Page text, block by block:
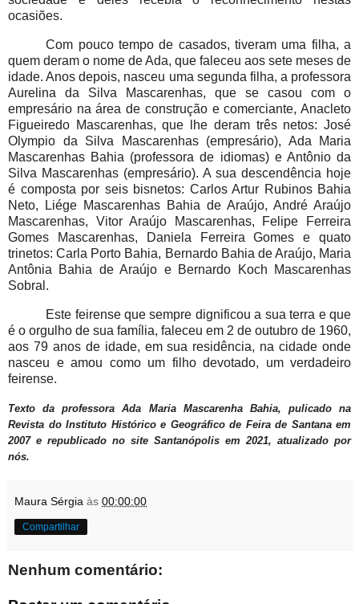
ocasiões.
Com pouco tempo de casados, tiveram uma filha, a
quem deram o nome de Ada, que faleceu aos sete meses de
idade. Anos depois, nasceu uma segunda filha, a professora
Aurelina da Silva Mascarenhas, que se casou com o
empresário na área de construção e comerciante, Anacleto
Figueiredo Mascarenhas, que lhe deram três netos: José
Olympio da Silva Mascarenhas (empresário), Ada Maria
Mascarenhas Bahia (professora de idiomas) e Antônio da
Silva Mascarenhas (empresário). A sua descendência hoje
é composta por seis bisnetos: Carlos Artur Rubinos Bahia
Neto, Liége Mascarenhas Bahia de Araújo, André Araújo
Mascarenhas, Vitor Araújo Mascarenhas, Felipe Ferreira
Gomes Mascarenhas, Daniela Ferreira Gomes e quato
trinetos: Carla Porto Bahia, Bernardo Bahia de Araújo, Maria
Antônia Bahia de Araújo e Bernardo Koch Mascarenhas
Sobral.
Este feirense que sempre dignificou a sua terra e que
é o orgulho de sua família, faleceu em 2 de outubro de 1960,
aos 79 anos de idade, em sua residência, na cidade onde
nasceu e amou como um filho devotado, um verdadeiro
feirense.
Texto da professora Ada Maria Mascarenha Bahia, pulicado na
Revista do Instituto Histórico e Geográfico de Feira de Santana em
2007 e republicado no site Santanópolis em 2021, atualizado por
nós.
Maura Sérgia às 00:00:00
Compartilhar
Nenhum comentário: